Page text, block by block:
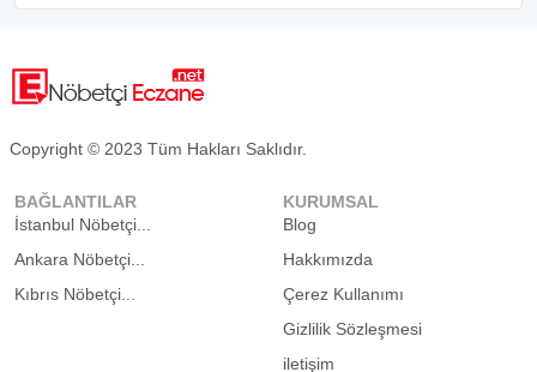
Copyright © 2023 Tüm Hakları Saklıdır.
BAĞLANTILAR
İstanbul Nöbetçi...
Ankara Nöbetçi...
Kıbrıs Nöbetçi...
KURUMSAL
Blog
Hakkımızda
Çerez Kullanımı
Gizlilik Sözleşmesi
iletişim